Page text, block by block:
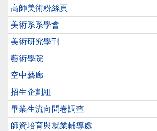
高師美術粉絲頁
美術系系學會
美術研究學刊
藝術學院
空中藝廊
招生企劃組
畢業生流向問卷調查
師資培育與就業輔導處